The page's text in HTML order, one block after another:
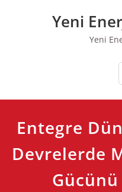
Yeni
Yeni
Entegre
Devrelerde